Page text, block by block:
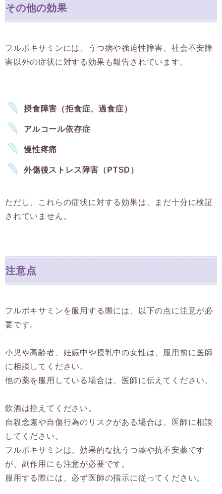
その他の効果
フルボキサミンには、うつ病や強迫性障害、社会不安障
害以外の症状に対する効果も報告されています。
摂食障害（拒食症、過食症）
アルコール依存症
慢性疼痛
外傷後ストレス障害（PTSD）
ただし、これらの症状に対する効果は、まだ十分に検証
されていません。
注意点
フルボキサミンを服用する際には、以下の点に注意が必
要です。
小児や高齢者、妊娠中や授乳中の女性は、服用前に医師
に相談してください。
他の薬を服用している場合は、医師に伝えてください。
飲酒は控えてください。
自殺念慮や自傷行為のリスクがある場合は、医師に相談
してください。
フルボキサミンは、効果的な抗うつ薬や抗不安薬です
が、副作用にも注意が必要です。
服用する際には、必ず医師の指示に従ってください。